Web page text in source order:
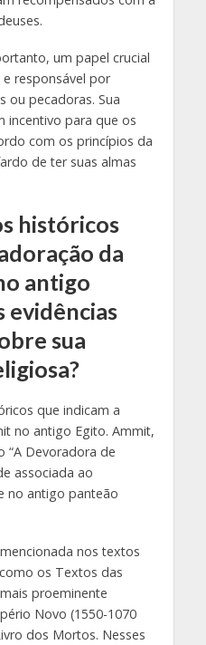
um papel crucial
responsável por
ou pecadoras. Sua
incentivo para que os
com os princípios da
de ter suas almas
históricos
da
antigo
evidências
sua
que indicam a
no antigo Egito. Ammit,
“A Devoradora de
associada ao
no antigo panteão
nos textos
os Textos das
proeminente
Novo (1550-1070
dos Mortos. Nesses